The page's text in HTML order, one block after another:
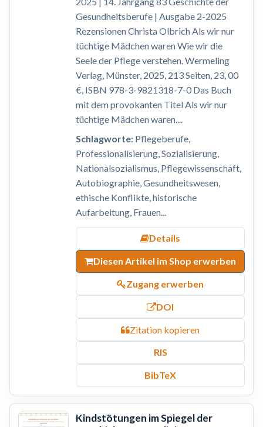
Gesundheitsberufe | Ausgabe 2-2025
Rezensionen Christa Olbrich Als wir nur
tüchtige Mädchen waren Wie wir die
Seele der Pflege verstehen. Wermeling
Verlag, Münster, 2025, 213 Seiten, 23, 00
€, ISBN 978-3-9821318-7-0 Das Buch
mit dem provokanten Titel Als wir nur
tüchtige Mädchen waren....
Schlagworte:Pflegeberufe,
Professionalisierung, Sozialisierung,
Nationalsozialismus, Pflegewissenschaft,
Autobiographie, Gesundheitswesen,
ethische Konflikte, historische
Aufarbeitung, Frauen...
Details
Diesen Artikel im Shop erwerben
Zugang erwerben
DOI
Zitation kopieren
RIS
BibTeX
Kindstötungen im Spiegel der